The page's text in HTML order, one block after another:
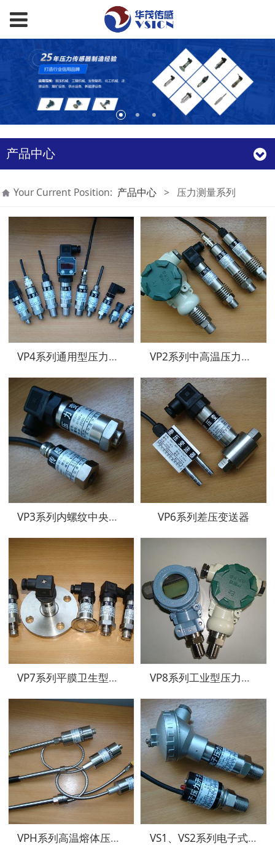
产品中心
Your Current Position: 产品中心 > 压力测量系列
VP4系列通用型压力传感器、变送器 VP2系列中高温压力传感器、变送器
VP3系列内螺纹中央空调型压力传感器、变送器 VP6系列差压变送器
VP7系列平膜卫生型压力传感器、变送器 VP8系列工业型压力变送器
VPH系列高温熔体压力传感器、变送器 VS1、VS2系列电子式压力开关